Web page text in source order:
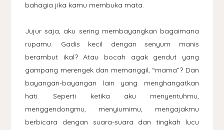
bahagia jika kamu membuka mata.
Jujur saja, aku sering membayangkan bagaimana
rupamu. Gadis kecil dengan senyum manis
berambut ikal? Atau bocah agak gendut yang
gampang merengek dan memanggil, “mama”? Dan
bayangan-bayangan lain yang menghangatkan
hati. Seperti ketika aku menyentuhmu,
menggendongmu, menyiumimu, mengajakmu
berbicara dengan suara-suara dan tingkah lucu